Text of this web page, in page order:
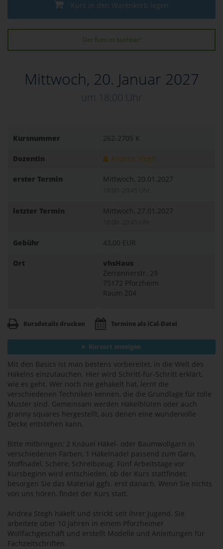
Kurs in den Warenkorb legen
Der Kurs ist buchbar!
Mittwoch, 20. Januar 2027
um 18:00 Uhr
Kursnummer 262-2705 K
Dozentin Andrea Stegh
erster Termin Mittwoch, 20.01.2027
letzter Termin Mittwoch, 27.01.2027
Gebühr 43,00 EUR
Ort
vhsHaus
Zerrennerstr. 29
75172 Pforzheim
Raum 204
Kursdetails drucken Termine als iCal-Datei
Kursort anzeigen
Mit den Basics ist man bestens vorbereitet, in die Welt des
Häkelns einzutauchen. Hier wird Schritt-für-Schritt erklärt,
wie es geht. Wer noch nie gehäkelt hat, lernt die
verschiedenen Techniken kennen, die die Grundlage für tolle
Muster sind. Gemeinsam werden Häkelblüten oder auch
granny squares hergestellt, aus denen eine wundervolle
Decke entstehen kann.
Bitte mitbringen: 2 Knäuel Häkel- oder Baumwollgarn in
verschiedenen Farben, 1 Häkelnadel passend zum Garn,
Stoffnadel, Schere, Schreibzeug. Fünf Arbeitstage vor
Kursbeginn wird entschieden, ob der Kurs stattfindet;
besorgen Sie das Material ggfs. erst danach. Wenn Sie nichts
von uns hören, findet der Kurs statt.
Andrea Stegh häkelt und strickt seit ihrer Jugend. Sie
arbeitete über 10 Jahren in einem Pforzheimer
Wollfachgeschäft und erstellt Modelle und Anleitungen für
Fachzeitschriften.